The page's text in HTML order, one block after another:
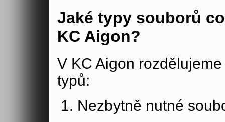
Jaké typy souborů
KC Aigon?
V KC Aigon
typů:
Nezbytně nutné